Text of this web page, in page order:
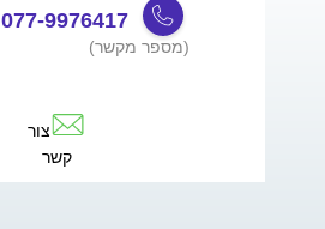
077-9976417
(מספר מקשר)
צור
קשר